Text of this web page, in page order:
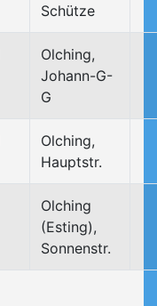
Schütze
Olching,
Johann-G-
G
Olching,
Hauptstr.
Olching
(Esting),
Sonnenstr.